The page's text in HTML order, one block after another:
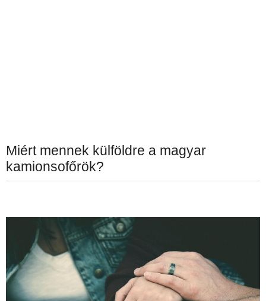
Miért mennek külföldre a magyar
kamionsofőrök?